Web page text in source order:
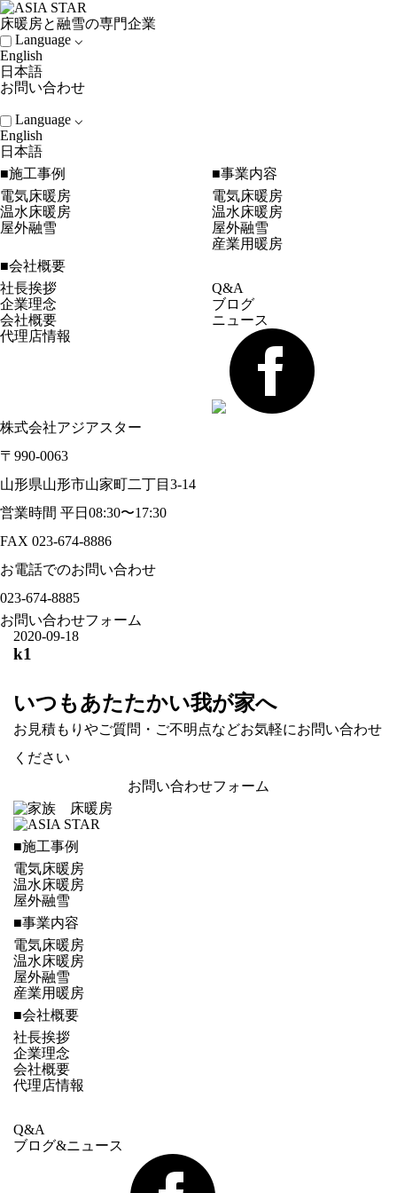
床暖房と融雪の専門企業
Language ⌵
English
日本語
お問い合わせ
Language ⌵
English
日本語
■施工事例
電気床暖房
温水床暖房
屋外融雪
■事業内容
電気床暖房
温水床暖房
屋外融雪
産業用暖房
■会社概要
社長挨拶
企業理念
会社概要
代理店情報
Q&A
ブログ
ニュース
株式会社アジアスター
〒990-0063
山形県山形市山家町二丁目3-14
営業時間 平日08:30〜17:30
FAX 023-674-8886
お電話でのお問い合わせ
023-674-8885
お問い合わせフォーム
2020-09-18
k1
いつもあたたかい我が家へ
お見積もりやご質問・ご不明点などお気軽にお問い合わせ
ください
お問い合わせフォーム
■施工事例
電気床暖房
温水床暖房
屋外融雪
■事業内容
電気床暖房
温水床暖房
屋外融雪
産業用暖房
■会社概要
社長挨拶
企業理念
会社概要
代理店情報
Q&A
ブログ&ニュース